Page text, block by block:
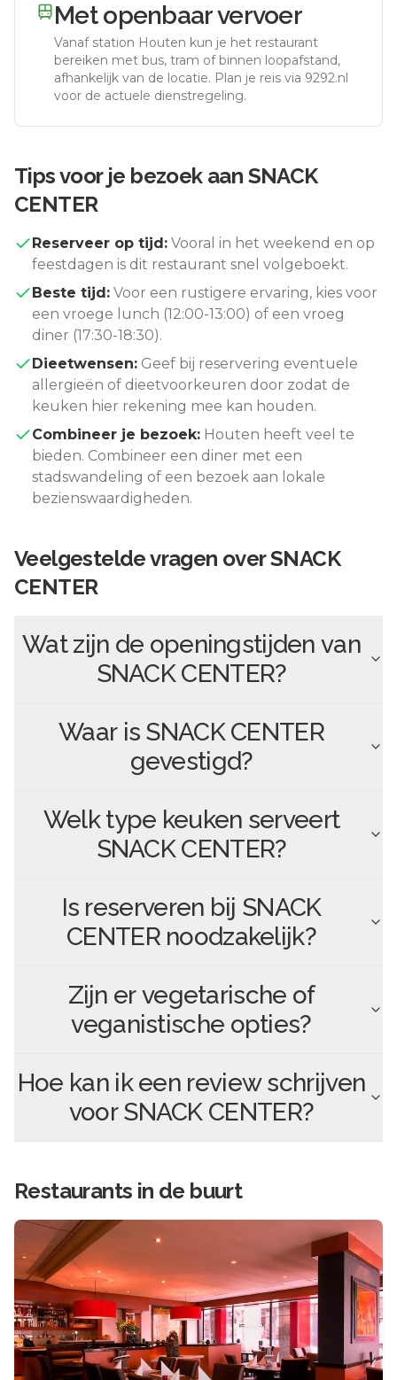
Met openbaar vervoer
Vanaf station Houten kun je het restaurant
bereiken met bus, tram of binnen loopafstand,
afhankelijk van de locatie. Plan je reis via 9292.nl
voor de actuele dienstregeling.
Tips voor je bezoek aan SNACK
CENTER
Reserveer op tijd: Vooral in het weekend en op
feestdagen is dit restaurant snel volgeboekt.
Beste tijd: Voor een rustigere ervaring, kies voor
een vroege lunch (12:00-13:00) of een vroeg
diner (17:30-18:30).
Dieetwensen: Geef bij reservering eventuele
allergieën of dieetvoorkeuren door zodat de
keuken hier rekening mee kan houden.
Combineer je bezoek: Houten heeft veel te
bieden. Combineer een diner met een
stadswandeling of een bezoek aan lokale
bezienswaardigheden.
Veelgestelde vragen overSNACK
CENTER
Wat zijn de openingstijden van
SNACK CENTER?
Waar is SNACK CENTER
gevestigd?
Welk type keuken serveert
SNACK CENTER?
Is reserveren bij SNACK
CENTERnoodzakelijk?
Zijn er vegetarische of
veganistische opties?
Hoe kan ik een review schrijven
voorSNACK CENTER?
Restaurants in de buurt